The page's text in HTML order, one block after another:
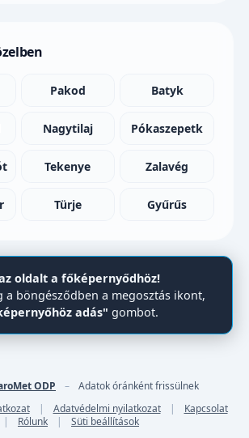
Pakod Batyk
Nagytilaj Pókaszepetk
Tekenye Zalavég
Türje Gyűrűs
oldalt a főképernyődhöz!
a böngésződben a megosztás ikont,
adás" gombot.
ODP –
Adatok óránként frissülnek
| Adatvédelmi nyilatkozat |
Kapcsolat
|
Rólunk | Süti beállítások